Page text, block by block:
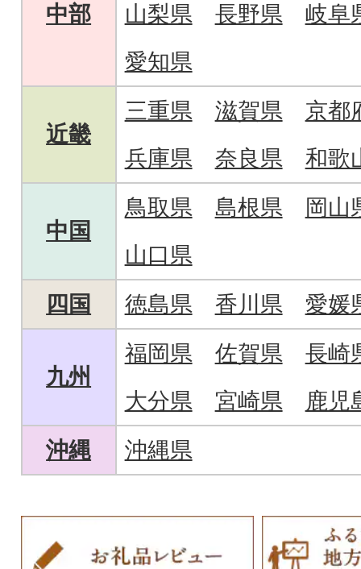
中部
山梨県
長野県
岐阜
愛知県
近畿
三重県 滋賀県
京都
兵庫県
奈良県 和歌
中国
鳥取県 島根県
岡山
山口県
四国
徳島県 香川県 愛媛
九州
福岡県 佐賀県
長崎
大分県
宮崎県
鹿児
沖縄
沖縄県